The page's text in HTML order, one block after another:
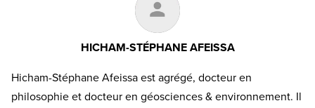
HICHAM-STÉPHANE AFEISSA
Hicham-Stéphane Afeissa est agrégé, docteur en
philosophie et docteur en géosciences & environnement. Il